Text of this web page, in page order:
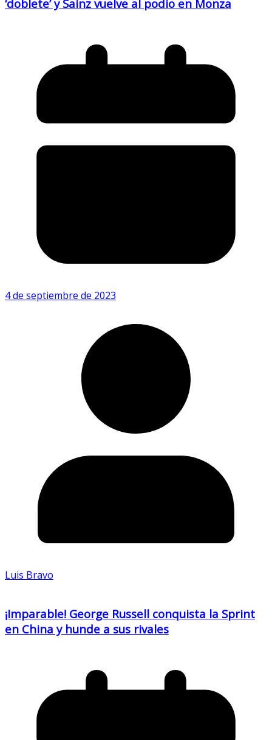
‘doblete’ y Sainz vuelve al podio en Monza
4 de septiembre de 2023
Luis Bravo
¡Imparable! George Russell conquista la Sprint
en China y hunde a sus rivales